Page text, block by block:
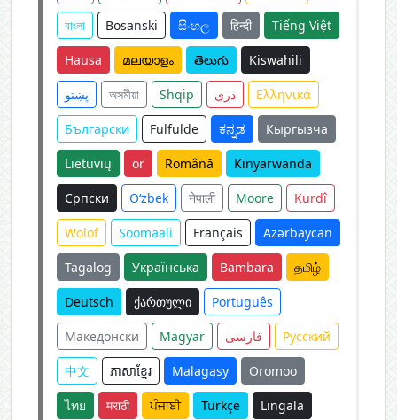
বাংলা Bosanski සිංහල हिन्दी Tiếng Việt
Hausa മലയാളം తెలుగు Kiswahili
پښتو অসমীয়া Shqip دری Ελληνικά
Български Fulfulde ಕನ್ನಡ Кыргызча
Lietuvių or Română Kinyarwanda
Српски O‘zbek नेपाली Moore Kurdî
Wolof Soomaali Français Azərbaycan
Tagalog Українська Bambara தமிழ்
Deutsch ქართული Português
Македонски Magyar فارسی Русский
中文 ភាសាខ្មែរ Malagasy Oromoo
ไทย मराठी ਪੰਜਾਬੀ Türkçe Lingala